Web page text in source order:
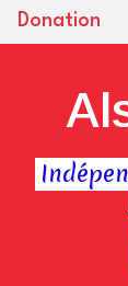
Donation